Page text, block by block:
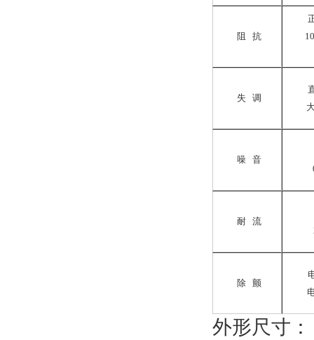
阻 抗
失 调
噪 音
耐 流
除 颤
外形尺寸：